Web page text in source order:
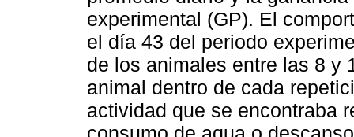
experimental (GP). El
el día 43 del periodo
de los animales entre las 8 y
animal dentro de cada
actividad que se encontraba